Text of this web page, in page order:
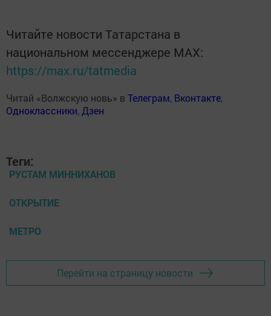
Читайте новости Татарстана в
национальном мессенджере MАХ:
https://max.ru/tatmedia
Читай «Волжскую новь» в Телеграм, Вконтакте,
Одноклассники, Дзен
Теги:
РУСТАМ МИННИХАНОВ
ОТКРЫТИЕ
МЕТРО
Перейти на страницу новости